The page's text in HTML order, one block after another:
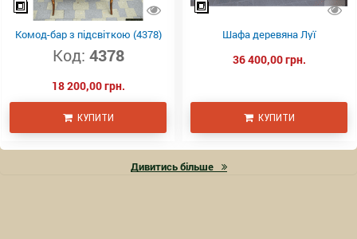
Комод-бар з підсвіткою (4378)
Код: 4378
18 200,00 грн.
КУПИТИ
Шафа деревяна Луї
36 400,00 грн.
КУПИТИ
Дивитись більше